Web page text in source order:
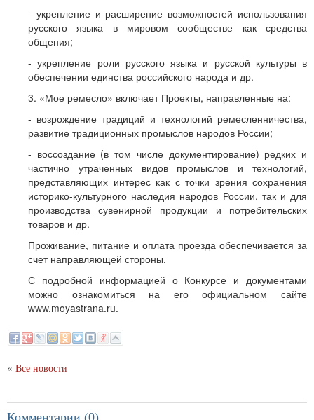
- укрепление и расширение возможностей использования
русского языка в мировом сообществе как средства
общения;
- укрепление роли русского языка и русской культуры в
обеспечении единства российского народа и др.
3. «Мое ремесло» включает Проекты, направленные на:
- возрождение традиций и технологий ремесленничества,
развитие традиционных промыслов народов России;
- воссоздание (в том числе документирование) редких и
частично утраченных видов промыслов и технологий,
представляющих интерес как с точки зрения сохранения
историко-культурного наследия народов России, так и для
производства сувенирной продукции и потребительских
товаров и др.
Проживание, питание и оплата проезда обеспечивается за
счет направляющей стороны.
С подробной информацией о Конкурсе и документами
можно ознакомиться на его официальном сайте
www.moyastrana.ru.
« Все новости
Комментарии (0)